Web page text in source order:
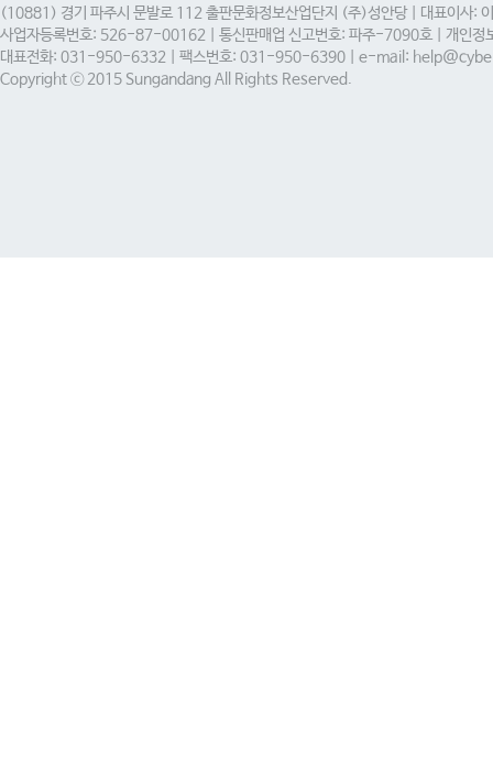
(10881) 경기 파주시 문발로 112 출판문화정보산업단지 (주)성안당 | 대표이사:
사업자등록번호: 526-87-00162 | 통신판매업 신고번호: 파주-7090호 | 개인정
대표전화: 031-950-6332 | 팩스번호: 031-950-6390 | e-mail:
Copyright ⓒ 2015 Sungandang All Rights Reserved.